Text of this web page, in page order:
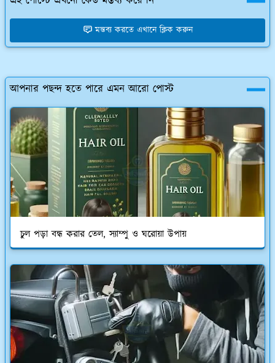
মন্তব্য করতে এখানে ক্লিক করুন
আপনার পছন্দ হতে পারে এমন আরো পোস্ট
চুল পড়া বন্ধ করার তেল, স্যাম্পু ও ঘরোয়া উপায়